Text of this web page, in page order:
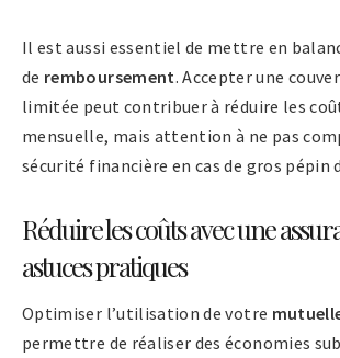
Il est aussi essentiel de mettre en
de remboursement. Accepter une
limitée peut contribuer à réduire les
mensuelle, mais attention à ne pas
sécurité financière en cas de gros pépin
Réduire les coûts avec une
astuces pratiques
Optimiser l’utilisation de votre
permettre de réaliser des économies